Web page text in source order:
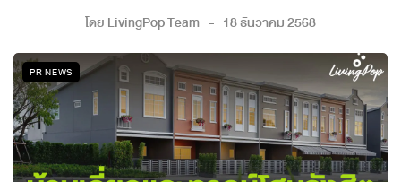
โดย LivingPop Team 18 ธันวาคม 2568
PR NEWS